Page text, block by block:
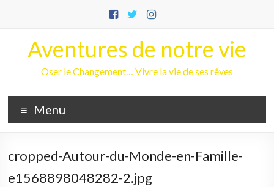
Aventures de notre vie
Oser le Changement… Vivre la vie de ses rêves
Menu
cropped-Autour-du-Monde-en-Famille-
e1568898048282-2.jpg